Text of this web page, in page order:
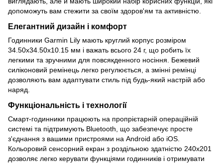
допоможуть вам стежити за своїм здоров'ям та активністю.
Елегантний дизайн і комфорт
Годинники Garmin Lily мають круглий корпус розміром
34.50х34.50х10.15 мм і важать всього 24 г, що робить їх
легкими та зручними для повсякденного носіння. Бежевий
силіконовий ремінець легко регулюється, а змінні ремінці
дозволяють вам адаптувати стиль під будь-який настрій або
наряд.
Функціональність і технології
Смарт-годинники працюють на пропрієтарній операційній
системі та підтримують Bluetooth, що забезпечує просте
з'єднання з вашими пристроями на Android або iOS.
Кольоровий сенсорний екран з роздільною здатністю 240x201
дозволяє легко керувати функціями годинників і отримувати